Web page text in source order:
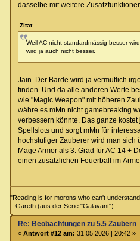
dasselbe mit weitere
Zitat
Weil AC nicht standardmässig besser
wird ja auch nicht besser.
Jain. Der Barde wird ja vermutlich
finden. Und da alle anderen Werte
wie "Magic Weapon" mit höheren
währe es mMn nicht gamebreaking
verbessern könnte. Das ganze
Spellslots und sorgt mMn für
hochstufiger Zauberer wird man sich
Mage Armor als 3. Grad für AC 14 +
einen zusätzlichen Feuerball im
"Reading is for morons who can't
Gareth (aus der Serie "Galavant")
Re: Beobachtungen zu 5.5 Zaubern
« Antwort #12 am: 31.05.2026 | 20:42 »